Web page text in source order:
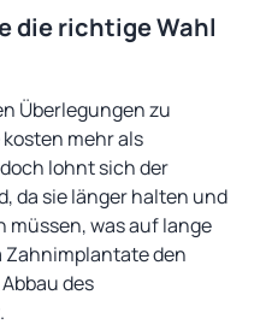
die richtige Wahl
Überlegungen zu
mehr als
lohnt sich der
da sie länger halten und
was auf lange
Zahnimplantate den
des